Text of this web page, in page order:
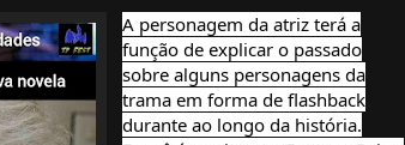
A personagem da atriz terá a
função de explicar o passado
sobre alguns personagens da
trama em forma de flashback
durante ao longo da história.